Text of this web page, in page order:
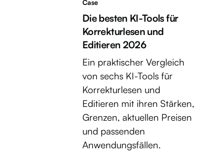
Case
Die besten KI-Tools für
Korrekturlesen und
Editieren 2026
Ein praktischer Vergleich
von sechs KI-Tools für
Korrekturlesen und
Editieren mit ihren Stärken,
Grenzen, aktuellen Preisen
und passenden
Anwendungsfällen.